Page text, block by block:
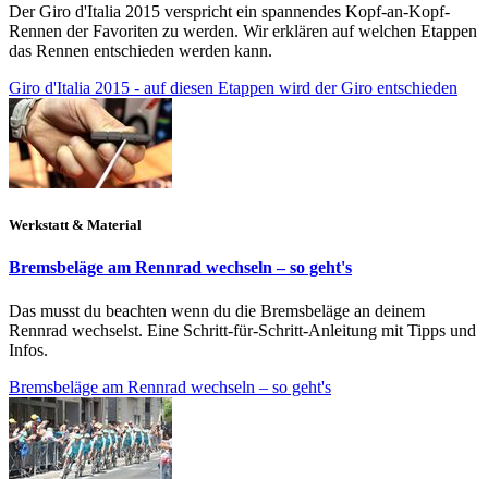
Der Giro d'Italia 2015 verspricht ein spannendes Kopf-an-Kopf-
Rennen der Favoriten zu werden. Wir erklären auf welchen Etappen
das Rennen entschieden werden kann.
Giro d'Italia 2015 - auf diesen Etappen wird der Giro entschieden
Werkstatt & Material
Bremsbeläge am Rennrad wechseln – so geht's
Das musst du beachten wenn du die Bremsbeläge an deinem
Rennrad wechselst. Eine Schritt-für-Schritt-Anleitung mit Tipps und
Infos.
Bremsbeläge am Rennrad wechseln – so geht's